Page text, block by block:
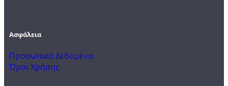
Ασφάλεια
Προσωπικά Δεδομένα
Όροι Χρήσης